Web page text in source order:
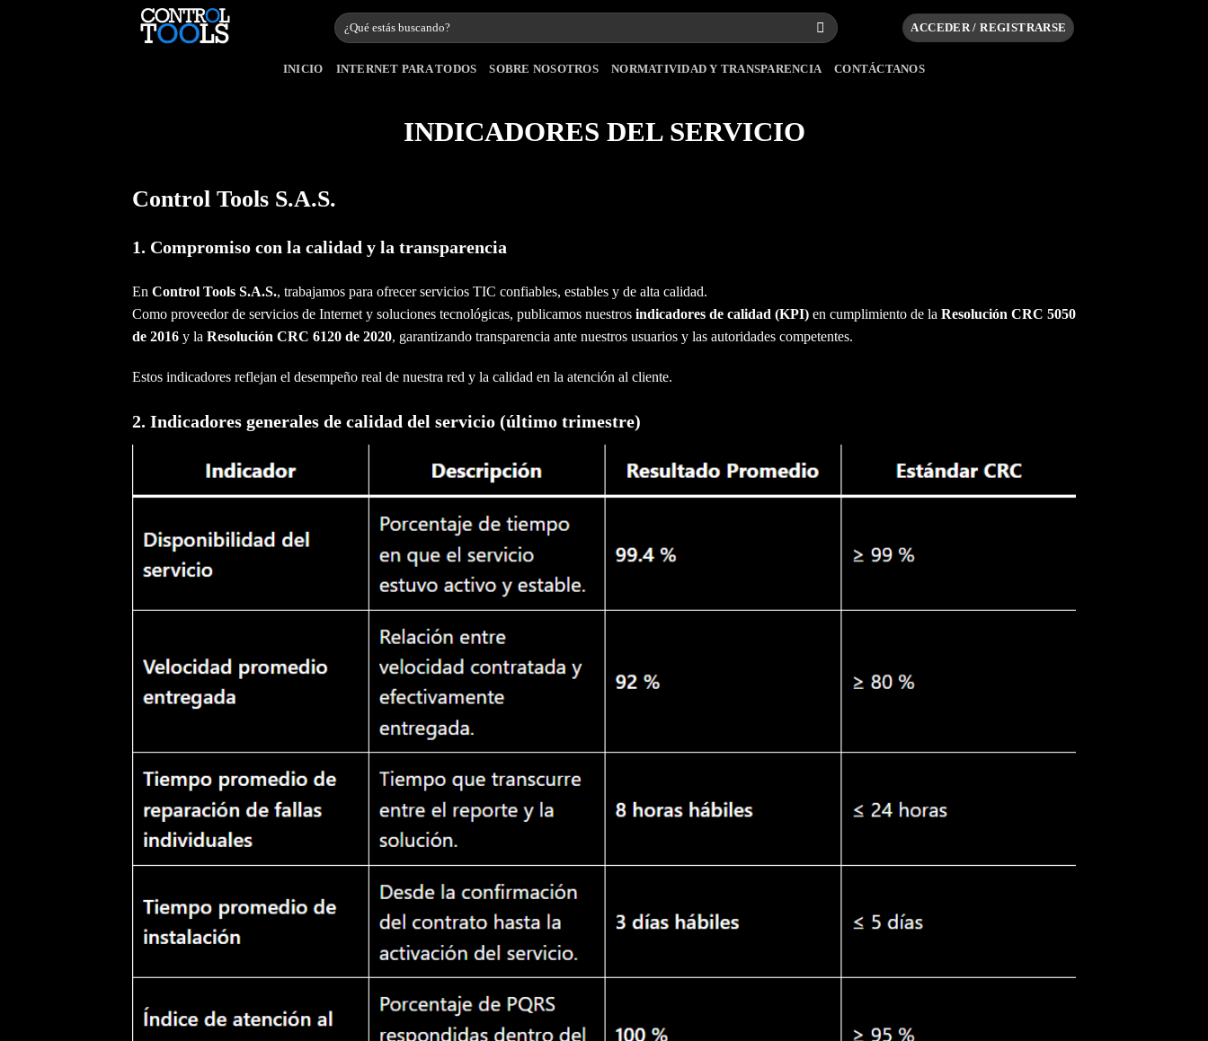
Buscar
por:
ACCEDER / REGISTRARSE
INICIO INTERNET PARA TODOS SOBRE NOSOTROS NORMATIVIDAD Y TRANSPARENCIA CONTÁCTANOS
INDICADORES DEL SERVICIO
Control Tools S.A.S.
1. Compromiso con la calidad y la transparencia
En Control Tools S.A.S., trabajamos para ofrecer servicios TIC confiables, estables y de alta calidad.
Como proveedor de servicios de Internet y soluciones tecnológicas, publicamos nuestros indicadores de calidad (KPI) en cumplimiento de la Resolución CRC 5050
de 2016 y la Resolución CRC 6120 de 2020, garantizando transparencia ante nuestros usuarios y las autoridades competentes.
Estos indicadores reflejan el desempeño real de nuestra red y la calidad en la atención al cliente.
2. Indicadores generales de calidad del servicio (último trimestre)